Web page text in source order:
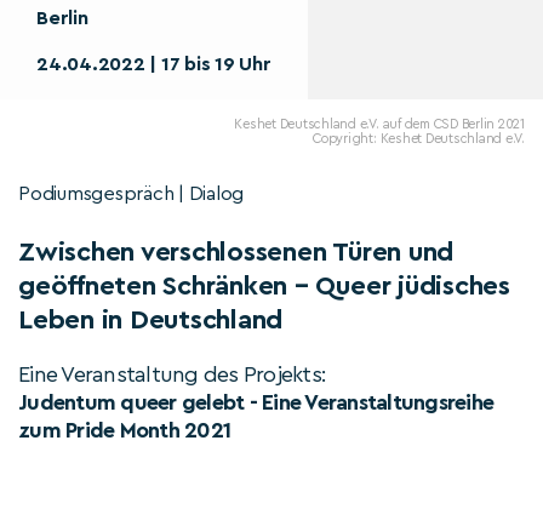
Berlin
24.04.2022 | 17 bis 19 Uhr
Keshet Deutschland e.V. auf dem CSD Berlin 2021
Copyright: Keshet Deutschland e.V.
Podiumsgespräch | Dialog
Zwischen verschlossenen Türen und
geöffneten Schränken – Queer jüdisches
Leben in Deutschland
Eine Veranstaltung des Projekts:
Judentum queer gelebt - Eine Veranstaltungsreihe
zum Pride Month 2021